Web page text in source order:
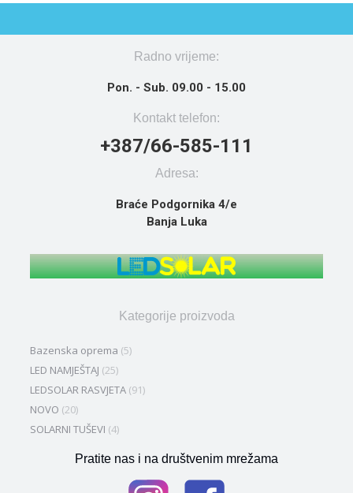
Radno vrijeme:
Pon. - Sub. 09.00 - 15.00
Kontakt telefon:
+387/66-585-111
Adresa:
Braće Podgornika 4/e
Banja Luka
Kategorije proizvoda
Bazenska oprema (5)
LED NAMJEŠTAJ (25)
LEDSOLAR RASVJETA (91)
NOVO (20)
SOLARNI TUŠEVI (4)
Pratite nas i na društvenim mrežama